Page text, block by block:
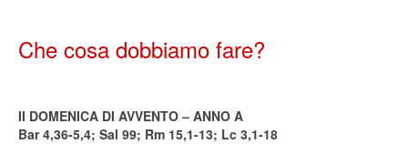
Che cosa dobbiamo fare?
II DOMENICA DI AVVENTO – ANNO A
Bar 4,36-5,4; Sal 99; Rm 15,1-13; Lc 3,1-18